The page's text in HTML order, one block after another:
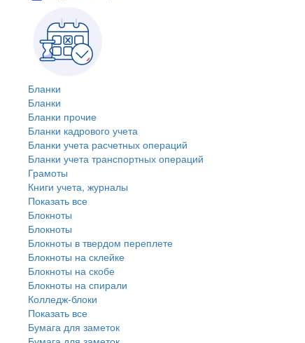
Бланки
Бланки
Бланки прочие
Бланки кадрового учета
Бланки учета расчетных операций
Бланки учета транспортных операций
Грамоты
Книги учета, журналы
Показать все
Блокноты
Блокноты
Блокноты в твердом переплете
Блокноты на склейке
Блокноты на скобе
Блокноты на спирали
Колледж-блоки
Показать все
Бумага для заметок